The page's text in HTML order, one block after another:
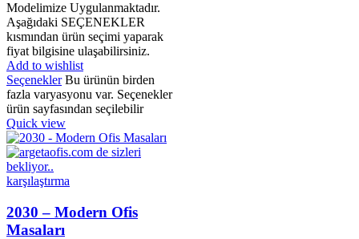
Modelimize Uygulanmaktadır.
Aşağıdaki SEÇENEKLER
kısmından ürün seçimi yaparak
fiyat bilgisine ulaşabilirsiniz.
Add to wishlist
Seçenekler Bu ürünün birden
fazla varyasyonu var. Seçenekler
ürün sayfasından seçilebilir
Quick view
karşılaştırma
2030 – Modern Ofis
Masaları